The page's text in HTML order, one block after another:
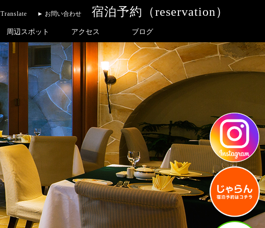
Translate ► お問い合わせ 宿泊予約（reservation）
周辺スポット アクセス ブログ